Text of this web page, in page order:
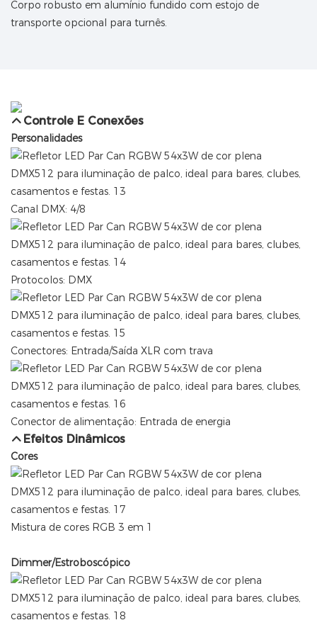
Corpo robusto em alumínio fundido com estojo de
transporte opcional para turnês.
Controle E Conexões
Personalidades
Canal DMX: 4/8
Protocolos: DMX
Conectores: Entrada/Saída XLR com trava
Conector de alimentação: Entrada de energia
Efeitos Dinâmicos
Cores
Mistura de cores RGB 3 em 1
Dimmer/Estroboscópico